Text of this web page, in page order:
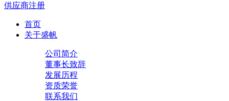
供应商注册
首页
关于盛帆
公司简介
董事长致辞
发展历程
资质荣誉
联系我们